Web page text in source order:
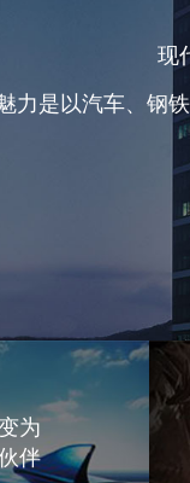
现
力是以汽车、钢
为
伴